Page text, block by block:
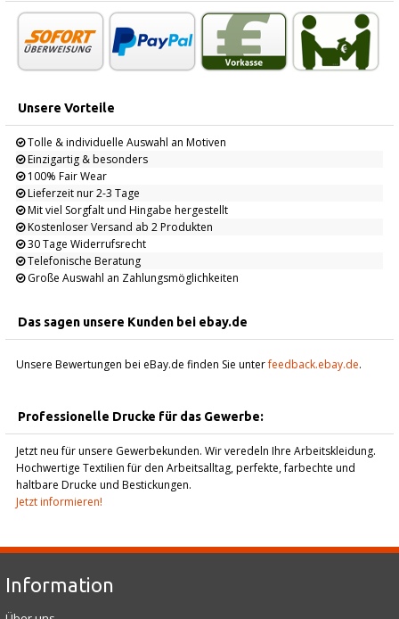
Unsere Vorteile
Tolle & individuelle Auswahl an Motiven
Einzigartig & besonders
100% Fair Wear
Lieferzeit nur 2-3 Tage
Mit viel Sorgfalt und Hingabe hergestellt
Kostenloser Versand ab 2 Produkten
30 Tage Widerrufsrecht
Telefonische Beratung
Große Auswahl an Zahlungsmöglichkeiten
Das sagen unsere Kunden bei ebay.de
Unsere Bewertungen bei eBay.de finden Sie unterfeedback.ebay.de.
Professionelle Drucke für das Gewerbe:
Jetzt neu für unsere Gewerbekunden. Wir veredeln Ihre Arbeitskleidung.
Hochwertige Textilien für den Arbeitsalltag, perfekte, farbechte und
haltbare Drucke und Bestickungen.
Jetzt informieren!
Information